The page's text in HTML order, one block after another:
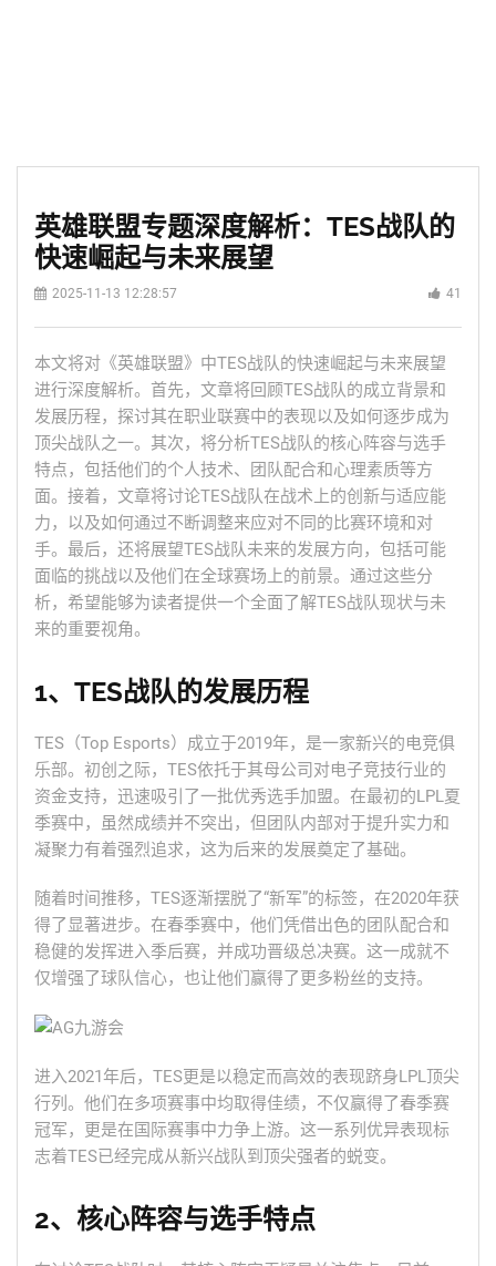
英雄联盟专题深度解析：TES战队的
快速崛起与未来展望
2025-11-13 12:28:57 41
本文将对《英雄联盟》中TES战队的快速崛起与未来展望
进行深度解析。首先，文章将回顾TES战队的成立背景和
发展历程，探讨其在职业联赛中的表现以及如何逐步成为
顶尖战队之一。其次，将分析TES战队的核心阵容与选手
特点，包括他们的个人技术、团队配合和心理素质等方
面。接着，文章将讨论TES战队在战术上的创新与适应能
力，以及如何通过不断调整来应对不同的比赛环境和对
手。最后，还将展望TES战队未来的发展方向，包括可能
面临的挑战以及他们在全球赛场上的前景。通过这些分
析，希望能够为读者提供一个全面了解TES战队现状与未
来的重要视角。
1、TES战队的发展历程
TES（Top Esports）成立于2019年，是一家新兴的电竞俱
乐部。初创之际，TES依托于其母公司对电子竞技行业的
资金支持，迅速吸引了一批优秀选手加盟。在最初的LPL夏
季赛中，虽然成绩并不突出，但团队内部对于提升实力和
凝聚力有着强烈追求，这为后来的发展奠定了基础。
随着时间推移，TES逐渐摆脱了“新军”的标签，在2020年获
得了显著进步。在春季赛中，他们凭借出色的团队配合和
稳健的发挥进入季后赛，并成功晋级总决赛。这一成就不
仅增强了球队信心，也让他们赢得了更多粉丝的支持。
进入2021年后，TES更是以稳定而高效的表现跻身LPL顶尖
行列。他们在多项赛事中均取得佳绩，不仅赢得了春季赛
冠军，更是在国际赛事中力争上游。这一系列优异表现标
志着TES已经完成从新兴战队到顶尖强者的蜕变。
2、核心阵容与选手特点